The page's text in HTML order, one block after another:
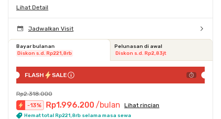
Lihat Detail
Jadwalkan Visit
Bayar bulanan
Diskon s.d. Rp221,8rb
Pelunasan di awal
Diskon s.d. Rp2,83jt
FLASH SALE
Rp2.318.000
-13% Rp1.996.200 /bulan Lihat rincian
Hemat total Rp221,8rb selama masa sewa